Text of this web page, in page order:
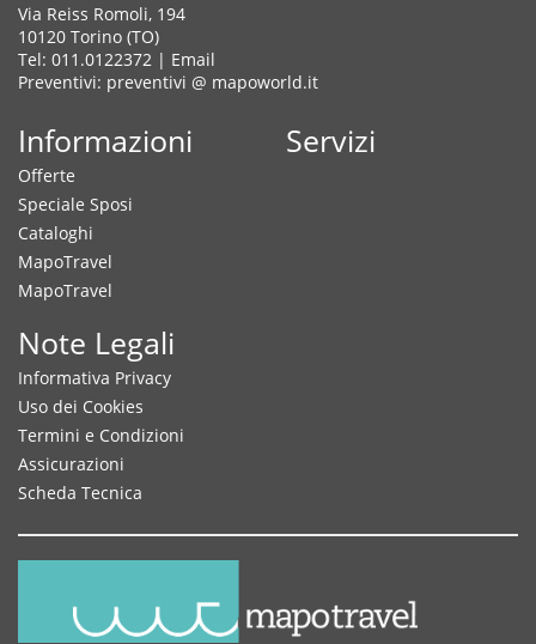
Via Reiss Romoli, 194
10120 Torino (TO)
Tel: 011.0122372 | Email
Preventivi: preventivi @ mapoworld.it
Informazioni
Offerte
Speciale Sposi
Cataloghi
MapoTravel
MapoTravel
Servizi
Note Legali
Informativa Privacy
Uso dei Cookies
Termini e Condizioni
Assicurazioni
Scheda Tecnica